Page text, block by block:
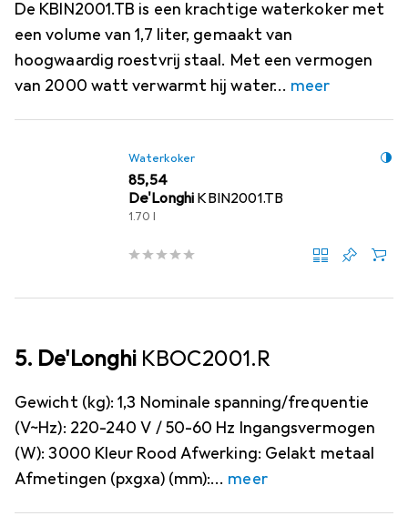
De KBIN2001.TB is een krachtige waterkoker met
een volume van 1,7 liter, gemaakt van
hoogwaardig roestvrij staal. Met een vermogen
van 2000 watt verwarmt hij water
meer
Waterkoker
EUR
85,54
De'Longhi KBIN2001.TB
1.70 l
5. De'Longhi KBOC2001.R
Gewicht (kg): 1,3 Nominale spanning/frequentie
(V~Hz): 220-240 V / 50-60 Hz Ingangsvermogen
(W): 3000 Kleur Rood Afwerking: Gelakt metaal
Afmetingen (pxgxa) (mm):
meer